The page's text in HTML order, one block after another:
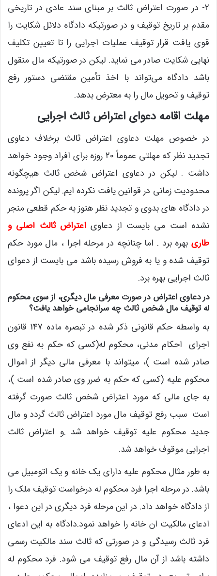
2- در صورت اعتراض ثالث بر مبنای سند عادی در تاریخی
مقدم بر تاریخ توقیف و در صورتیکه ‌دادگاه دلائل شکایت را
قوی یافت قرار توقیف عملیات اجرایی را تا تعیین تکلیف
نهایی شکایت صادر می‌ نماید. لیکن در صورتیکه مال منقول
باشد دادگاه می‌تواند با اخذ تأمین مقتضی دستور رفع
توقیف و تحویل مال را به معترض بدهد.
مهلت اقامه دعوای اعتراض ثالث اجرایی
در خصوص مهلت دعاوی اعتراض ثالث برخلاف دعاوی
تجدید نظر که مهلتی عموماً 20 روزه برای افراد وجود خواهد
داشت . لیکن در دعاوی اعتراض شخص ثالث هیچگونه
محدودیت زمانی در قوانین یافت نکرده ایم. لیکن اگر پرونده
در دادگاه های بدوی و تجدید نظر هنوز به حکم قطعی منجر
نشده است می بایست از دعاوی اعتراض ثالث اصلی و
طاری بهره برد . اما چنانچه در مرحله اجرا ، مال مورد حکم
توقیف شده و یا به فروش رسیده باشد می بایست از دعوای
ثالث اجرایی بهره برد.
در دعاوی اعتراض در صورت معرفی مال دیگری، از سوی محکوم
له توقیف مال شخص ثالث چه سرانجامی خواهد یافت؟
به واسطه حکم قانونی ذکر شده در تبصره ماده 147 قانون
اجرای احکام مدنی، محکوم له(کسی که حکم به نفع وی
صادر شده است )، میتواند با معرفی مالی دیگر از اموال
محکوم علیه (کسی که حکم به ضرر وی صادر شده است )،
به جای مالی که مورد اعتراض شخص ثالث صورت گرفته
است سبب رفع توقیف مال مورد اعتراض ثالث گردد و مال
جدید محکوم علیه توقیف خواهد شد .و اعتراض ثالث
اجرایی موقوف خواهد شد.
به طور مثال محکوم علیه دارای یک خانه و یک اتومبیل می
باشد. در مرحله اجرا فرد محکوم له درخواست توقیف ملک را
از دادگاه خواهد داد. در این مرحله فرد دیگری در این دعوا ،
ادعای مالکیت ان خانه را خواهد نمود.دادگاه به این ادعای
فرد ثالث رسیدگی و در صورتی که ثالث سند مالکیت رسمی
داشته باشد از آن مال رفع توقیف می شود. فرد محکوم له